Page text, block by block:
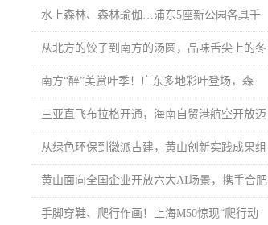
水上森林、森林瑜伽…浦东5座新公园各具千
从北方的饺子到南方的汤圆，品味舌尖上的冬
南方“醉”美赏叶季！广东多地彩叶登场，森
三亚直飞布拉格开通，海南自贸港航空开放迈
从绿色环保到徽派古建，黄山创新实践成果组
黄山面向全国企业开放六大AI场景，携手合肥
手脚穿鞋、爬行作画！上海M50惊现“爬行动